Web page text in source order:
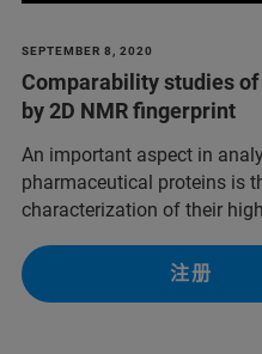
SEPTEMBER 8, 2020
Comparability studies
by 2D NMR fingerprint
An important aspect in
pharmaceutical proteins is
characterization of their
注册